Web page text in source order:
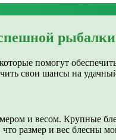
рыбалки
помогут
свои шансы на
и весом. Крупные
размер и вес блесны